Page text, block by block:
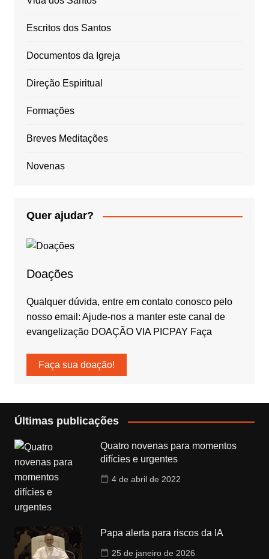
Escritos dos Santos
Documentos da Igreja
Direção Espiritual
Formações
Breves Meditações
Novenas
Quer ajudar?
Doações
Qualquer dúvida, entre em contato conosco pelo
nosso email: Ajude-nos a manter este canal de
evangelização DOAÇÃO VIA PICPAY Faça
Faça sua doação!
Últimas publicações
Quatro novenas para momentos
difícies e urgentes
4 de abril de 2022
Papa alerta para riscos da IA
25 de janeiro de 2026